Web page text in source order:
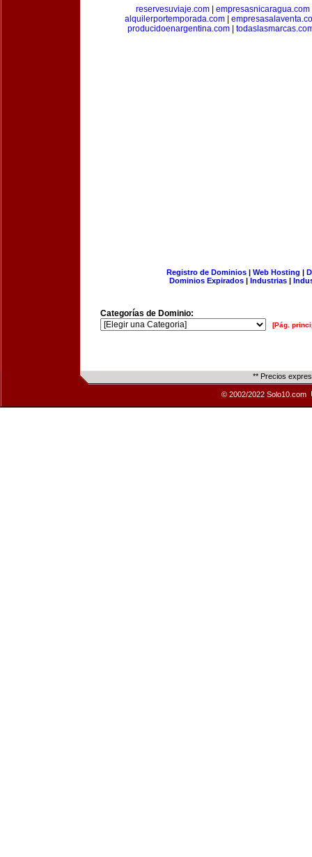
reservesuviaje.com| empresasnicaragua.com
alquilerportemporada.com
producidoenargentina.com|
Registro de Dominios| Web Hosting |
Dominios Expirados | Industrias |
Categorías de Dominio:
[Pág.
** Precios
© 2002/2022 Solo10.com